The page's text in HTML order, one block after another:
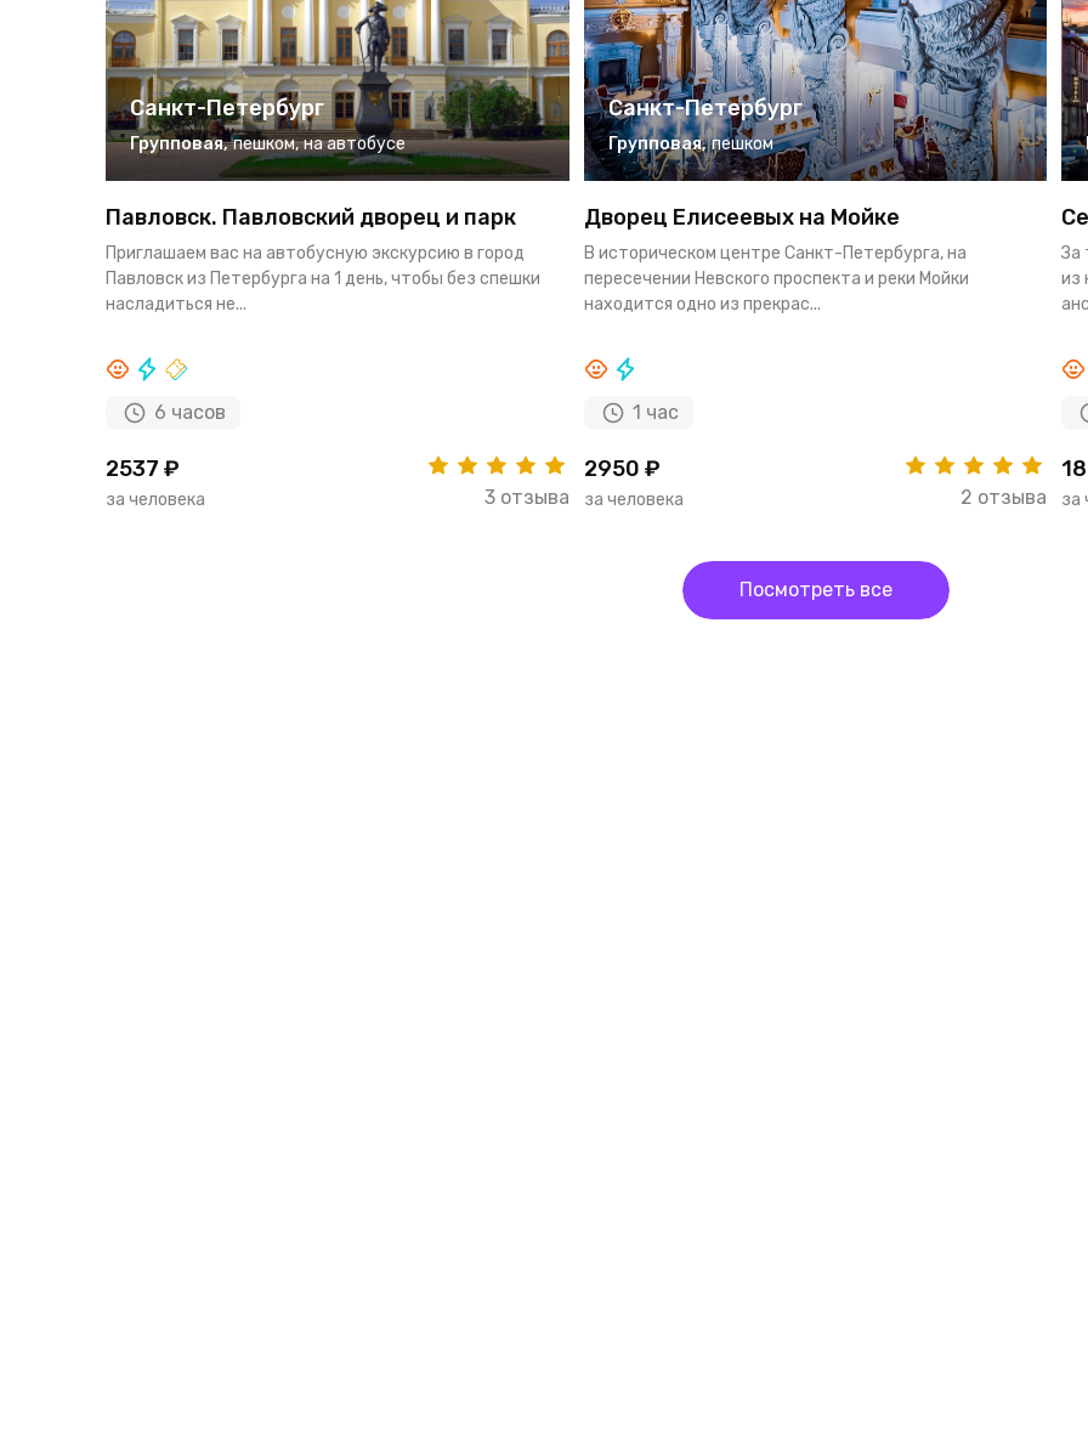
Санкт-Петербург
Групповая, пешком, на автобусе
Павловск. Павловский дворец и парк
Приглашаем вас на автобусную экскурсию в город
Павловск из Петербурга на 1 день, чтобы без спешки
насладиться не...
6 часов
2537 ₽
за человека 3 отзыва
Санкт-Петербург
Групповая, пешком
Дворец Елисеевых на Мойке
В историческом центре Санкт-Петербурга, на
пересечении Невского проспекта и реки Мойки
находится одно из прекрас...
1 час
2950 ₽
за человека 2 отзыва
За
из
за
Посмотреть все